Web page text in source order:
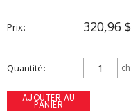
Prix 320,96 $
Quantité ch
AJOUTER AU
PANIER